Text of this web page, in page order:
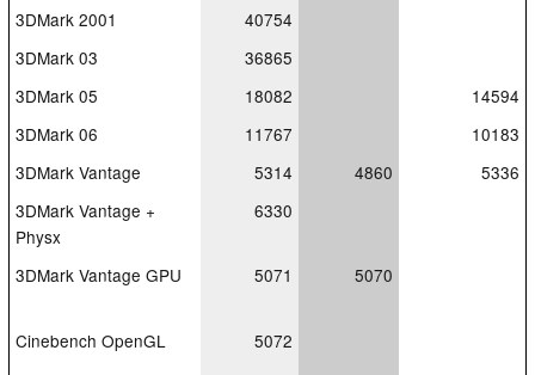
3DMark 2001
40754
3DMark 03
36865
3DMark 05
18082
14594
3DMark 06
11767
10183
3DMark Vantage
5314 4860
5336
3DMark Vantage +
Physx
6330
3DMark Vantage GPU 5071 5070
Cinebench OpenGL 5072